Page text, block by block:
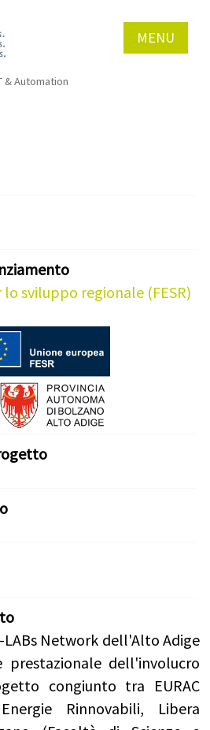
MENU
& Automation
sviluppo regionale (FESR)
LABs Network dell'Alto Adige
dell'involucro
congiunto tra EURAC
Rinnovabili, Libera